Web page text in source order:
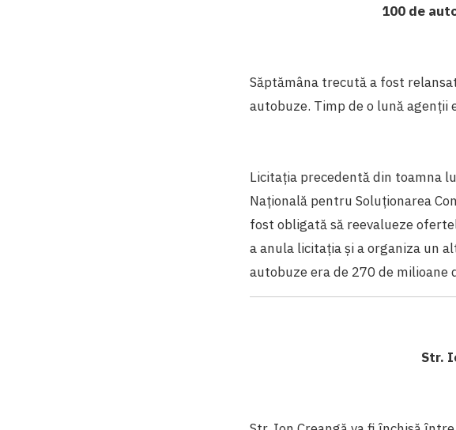
100 de
Săptămâna trecută a fost
autobuze. Timp de o lună agenții
Licitația precedentă din toamna
Națională pentru Soluționarea
fost obligată să reevalueze
a anula licitația și a organiza un
autobuze era de 270 de milioane
Str.